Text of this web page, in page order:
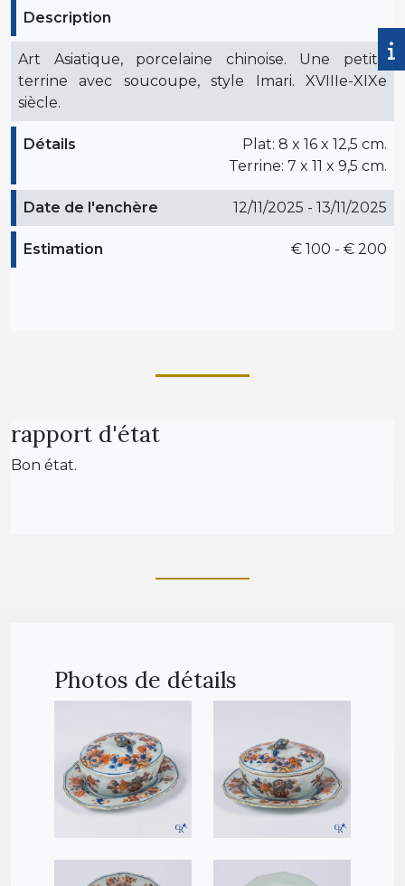
Description
Art Asiatique, porcelaine chinoise. Une petite
terrine avec soucoupe, style Imari. XVIIIe-XIXe
siècle.
Détails
Plat: 8 x 16 x 12,5 cm.
Terrine: 7 x 11 x 9,5 cm.
Date de l'enchère 12/11/2025 - 13/11/2025
Estimation € 100 - € 200
rapport d'état
Bon état.
Photos de détails